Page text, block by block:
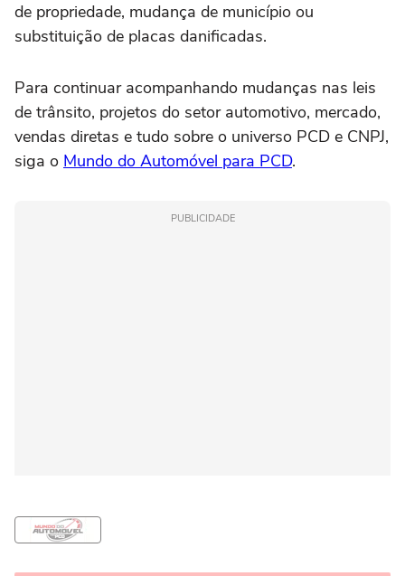
de propriedade, mudança de município ou
substituição de placas danificadas.
Para continuar acompanhando mudanças nas leis
de trânsito, projetos do setor automotivo, mercado,
vendas diretas e tudo sobre o universo PCD e CNPJ,
siga o Mundo do Automóvel para PCD.
PUBLICIDADE